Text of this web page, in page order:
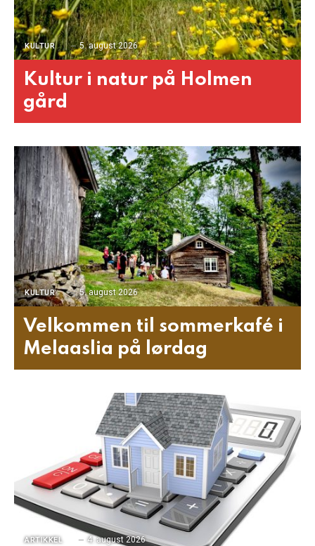
KULTUR 5. august 2026
Kultur i natur på Holmen
gård
KULTUR 5. august 2026
Velkommen til sommerkafé i
Melaaslia på lørdag
ARTIKKEL 4. august 2026